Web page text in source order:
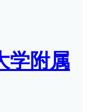
学附属